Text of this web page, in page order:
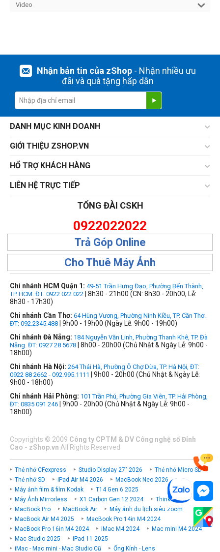
Video
Nhận bản tin của zShop- Nhận nhiều ưu
đãi và quà tặng hấp dẫn
DANH MỤC KINH DOANH
GIỚI THIỆU ZSHOP.VN
HỔ TRỢ KHÁCH HÀNG
LIÊN HỆ TRỰC TIẾP
TỔNG ĐÀI CSKH
0922022022
Trả Góp Online
Cho Thuê Máy Ảnh
Chi nhánh HCM Quận 1: 49-51 Trần Hưng Đạo, Phường Bến Thành,
TP. HCM. ĐT: 0922 022 022 | 8h30 - 21h00 (CN: 8h30 - 20h00, Lễ:
8h30 - 17h30)
Chi nhánh Cần Thơ: 64 Hùng Vương, Phường Ninh Kiều, TP. Cần Thơ.
ĐT: 092.2345.488 | 9h00 - 19h00 (Ngày Lễ: 9h00 - 19h00)
Chi nhánh Đà Nẵng: 184 Nguyễn Văn Linh, Phường Thanh Khê, TP. Đà
Nẵng. ĐT: 0927 28 5678 | 8h00 - 20h00 (Chủ Nhật & Ngày Lễ: 9h00 -
18h00)
Chi nhánh Hà Nội: 264 Thái Hà, Phường Ô Chợ Dừa, TP. Hà Nội, ĐT:
0922 88 2662 - 092.995.1111
| 9h00 - 20h00 (Chủ Nhật & Ngày Lễ:
9h00 - 18h00)
Chi nhánh Hải Phòng: 101 Trần Phú, Phường Gia Viên, TP. Hải Phòng,
ĐT: 0835 091 246 | 9h00 - 20h00 (Chủ Nhật & Ngày Lễ: 9h00 -
18h00)
Copyrights © 2009 Công ty CPTM & DV Công nghệ số Đỉnh
Cao - zShop.vn All Rights Reserved
Thẻ nhớ CFexpress Studio Display 27" 2026
Thẻ nhớ Micro SD
Thẻ nhớ SD
iPad Air M4 2026
MacBook Neo 2026
Máy ảnh film & film Kodak
T14 Gen 6 2025
Máy Ảnh Mirrorless
X1 Carbon Gen 12 2024
ThinkPad P
MacBook Pro
MacBook Air
Máy ảnh du lịch siêu zoom
MacBook Air M4 2025
MacBook Pro 14in M4 2024
MacBook Pro 16in M4 2024
iMac M4 2024
Mac mini M4 2024
Mac Studio 2025
iPad 11 2025
iMac - Mac mini - Mac Studio Cũ
Ống Kính - Lens